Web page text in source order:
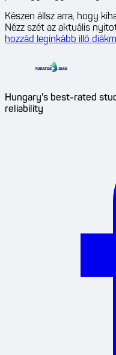
Készen állsz arra, hogy
Nézz szét az aktuális
hozzád leginkább illő
Hungary's best-rated
reliability